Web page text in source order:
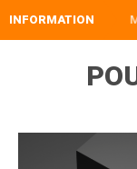
INFORMATION
NOS LIVRES